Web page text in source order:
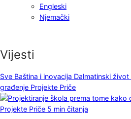
Engleski
Njemački
Vijesti
Sve Baština i inovacija Dalmatinski život
građenje Projekte Priče
Projekte Priče 5 min čitanja